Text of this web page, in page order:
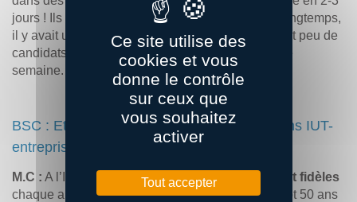
jours ! Ils n’avaient pas eu de stagiaires depuis longtemps,
il y avait un besoin d’automatiser les inventaires et peu de
candidats stagiaires. J’ai été prise en moins d’une
semaine.
BSC : Et quelles sont aujourd’hui les relations IUT-
entreprise dans le cadre des stages ?
M.C : A l’IUT,
beaucoup d’entreprises nous sont fidèles
chaque année. On essaime pas mal, ça fait bientôt 50 ans
Ce site utilise des
cookies et vous
donne le contrôle
sur ceux que
vous souhaitez
activer
Tout accepter